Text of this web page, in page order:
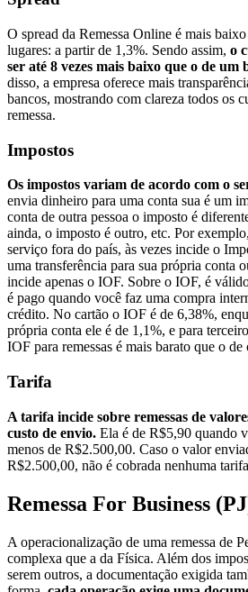
O spread da Remessa Online é mais
lugares: a partir de 1,3%. Sendo assim, o
ser até 8 vezes mais baixo que o de
disso, a empresa oferece mais
bancos, mostrando com clareza todos os
remessa.
Impostos
Os impostos variam de acordo com o
envia dinheiro para uma conta sua é um
conta de outra pessoa o imposto é
ainda, o imposto é outro, etc. Por
serviço fora do país, às vezes incide o
uma transferência para sua própria conta
incide apenas o IOF. Sobre o IOF, é
é pago quando você faz uma compra
crédito. No cartão o IOF é de 6,38%,
própria conta ele é de 1,1%, e para
IOF para remessas é mais barato que o
Tarifa
A tarifa incide sobre remessas de
custo de envio. Ela é de R$5,90 quando
menos de R$2.500,00. Caso o valor
R$2.500,00, não é cobrada nenhuma
Remessa For Business
A operacionalização de uma remessa de
complexa que a da Física. Além dos
serem outros, a documentação exigida